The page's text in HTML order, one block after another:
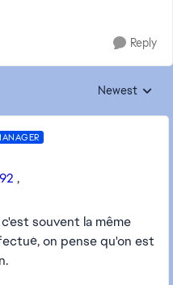
Reply
Replies sorted
Newest
,
souvent la même
on pense qu'on est